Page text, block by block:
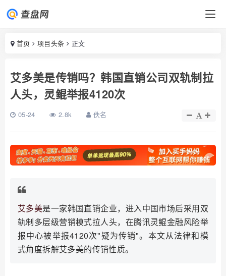
首页 项目头条 正文
艾多美是传销吗？韩国直销公司双轨制拉
人头，灵鲲举报4120次
05-24 2.8k 佚名
艾多美是一家韩国直销企业，进入中国市场后采用双
轨制多层级营销模式拉人头，在腾讯灵鲲金融风险举
报中心被举报4120次"疑为传销"。本文从法律和模
式角度拆解艾多美的传销性质。